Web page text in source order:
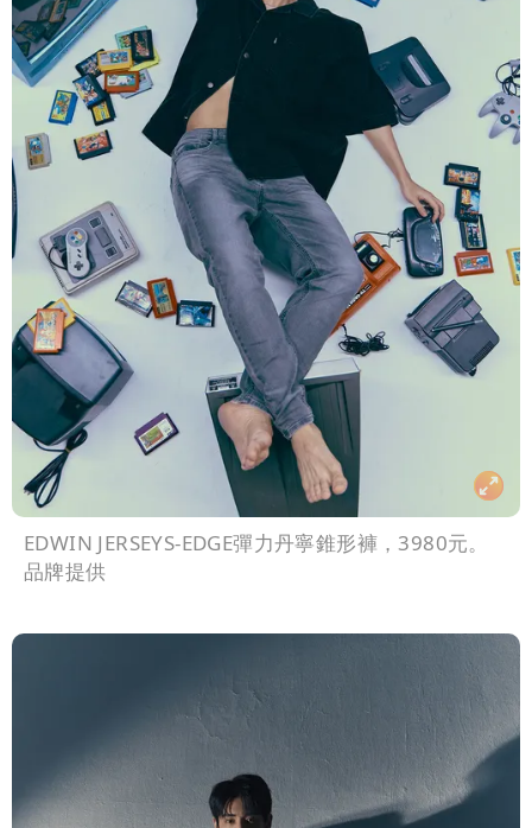
EDWIN JERSEYS-EDGE彈力丹寧錐形褲，3980元。
品牌提供